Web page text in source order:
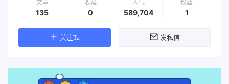
文章
135
收藏
0
人气
589,704
粉丝
1
关注Ta 发私信